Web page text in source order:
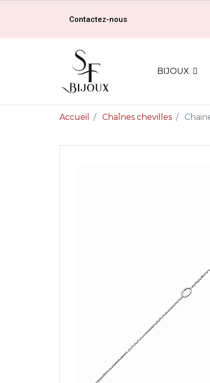
Contactez-nous
BIJOUX
Accueil Chaînes chevilles